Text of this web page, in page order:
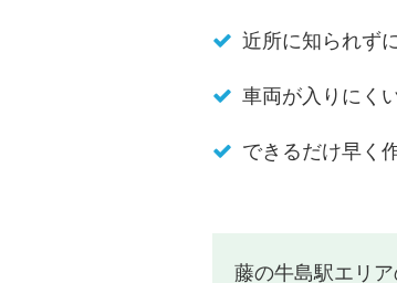
近所に知られず
車両が入りにく
できるだけ早く
藤の牛島駅エリ